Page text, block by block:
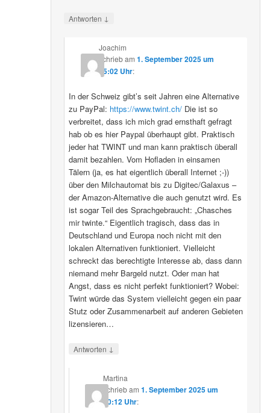
Antworten ↓
Joachim
schriebam 1. September 2025 um
15:02 Uhr:
In der Schweiz gibt’s seit Jahren eine Alternative
zu PayPal: https://www.twint.ch/Die ist so
verbreitet, dass ich mich grad ernsthaft gefragt
hab ob es hier Paypal überhaupt gibt. Praktisch
jeder hat TWINT und man kann praktisch überall
damit bezahlen. Vom Hofladen in einsamen
Tälern (ja, es hat eigentlich überall Internet ;-))
über den Milchautomat bis zu Digitec/Galaxus –
der Amazon-Alternative die auch genutzt wird. Es
ist sogar Teil des Sprachgebraucht: „Chasches
mir twinte.“ Eigentlich tragisch, dass das in
Deutschland und Europa noch nicht mit den
lokalen Alternativen funktioniert. Vielleicht
schreckt das berechtigte Interesse ab, dass dann
niemand mehr Bargeld nutzt. Oder man hat
Angst, dass es nicht perfekt funktioniert? Wobei:
Twint würde das System vielleicht gegen ein paar
Stutz oder Zusammenarbeit auf anderen Gebieten
lizensieren…
Antworten ↓
Martina
schriebam1. September 2025 um
20:12 Uhr: